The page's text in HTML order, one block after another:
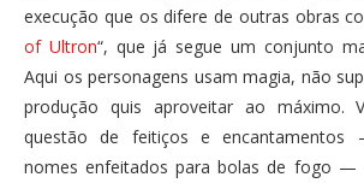
execução que os difere de outras obras
of Ultron“, que já segue um conjunto
Aqui os personagens usam magia, não
produção quis aproveitar ao máximo.
questão de feitiços e encantamentos
nomes enfeitados para bolas de fogo —